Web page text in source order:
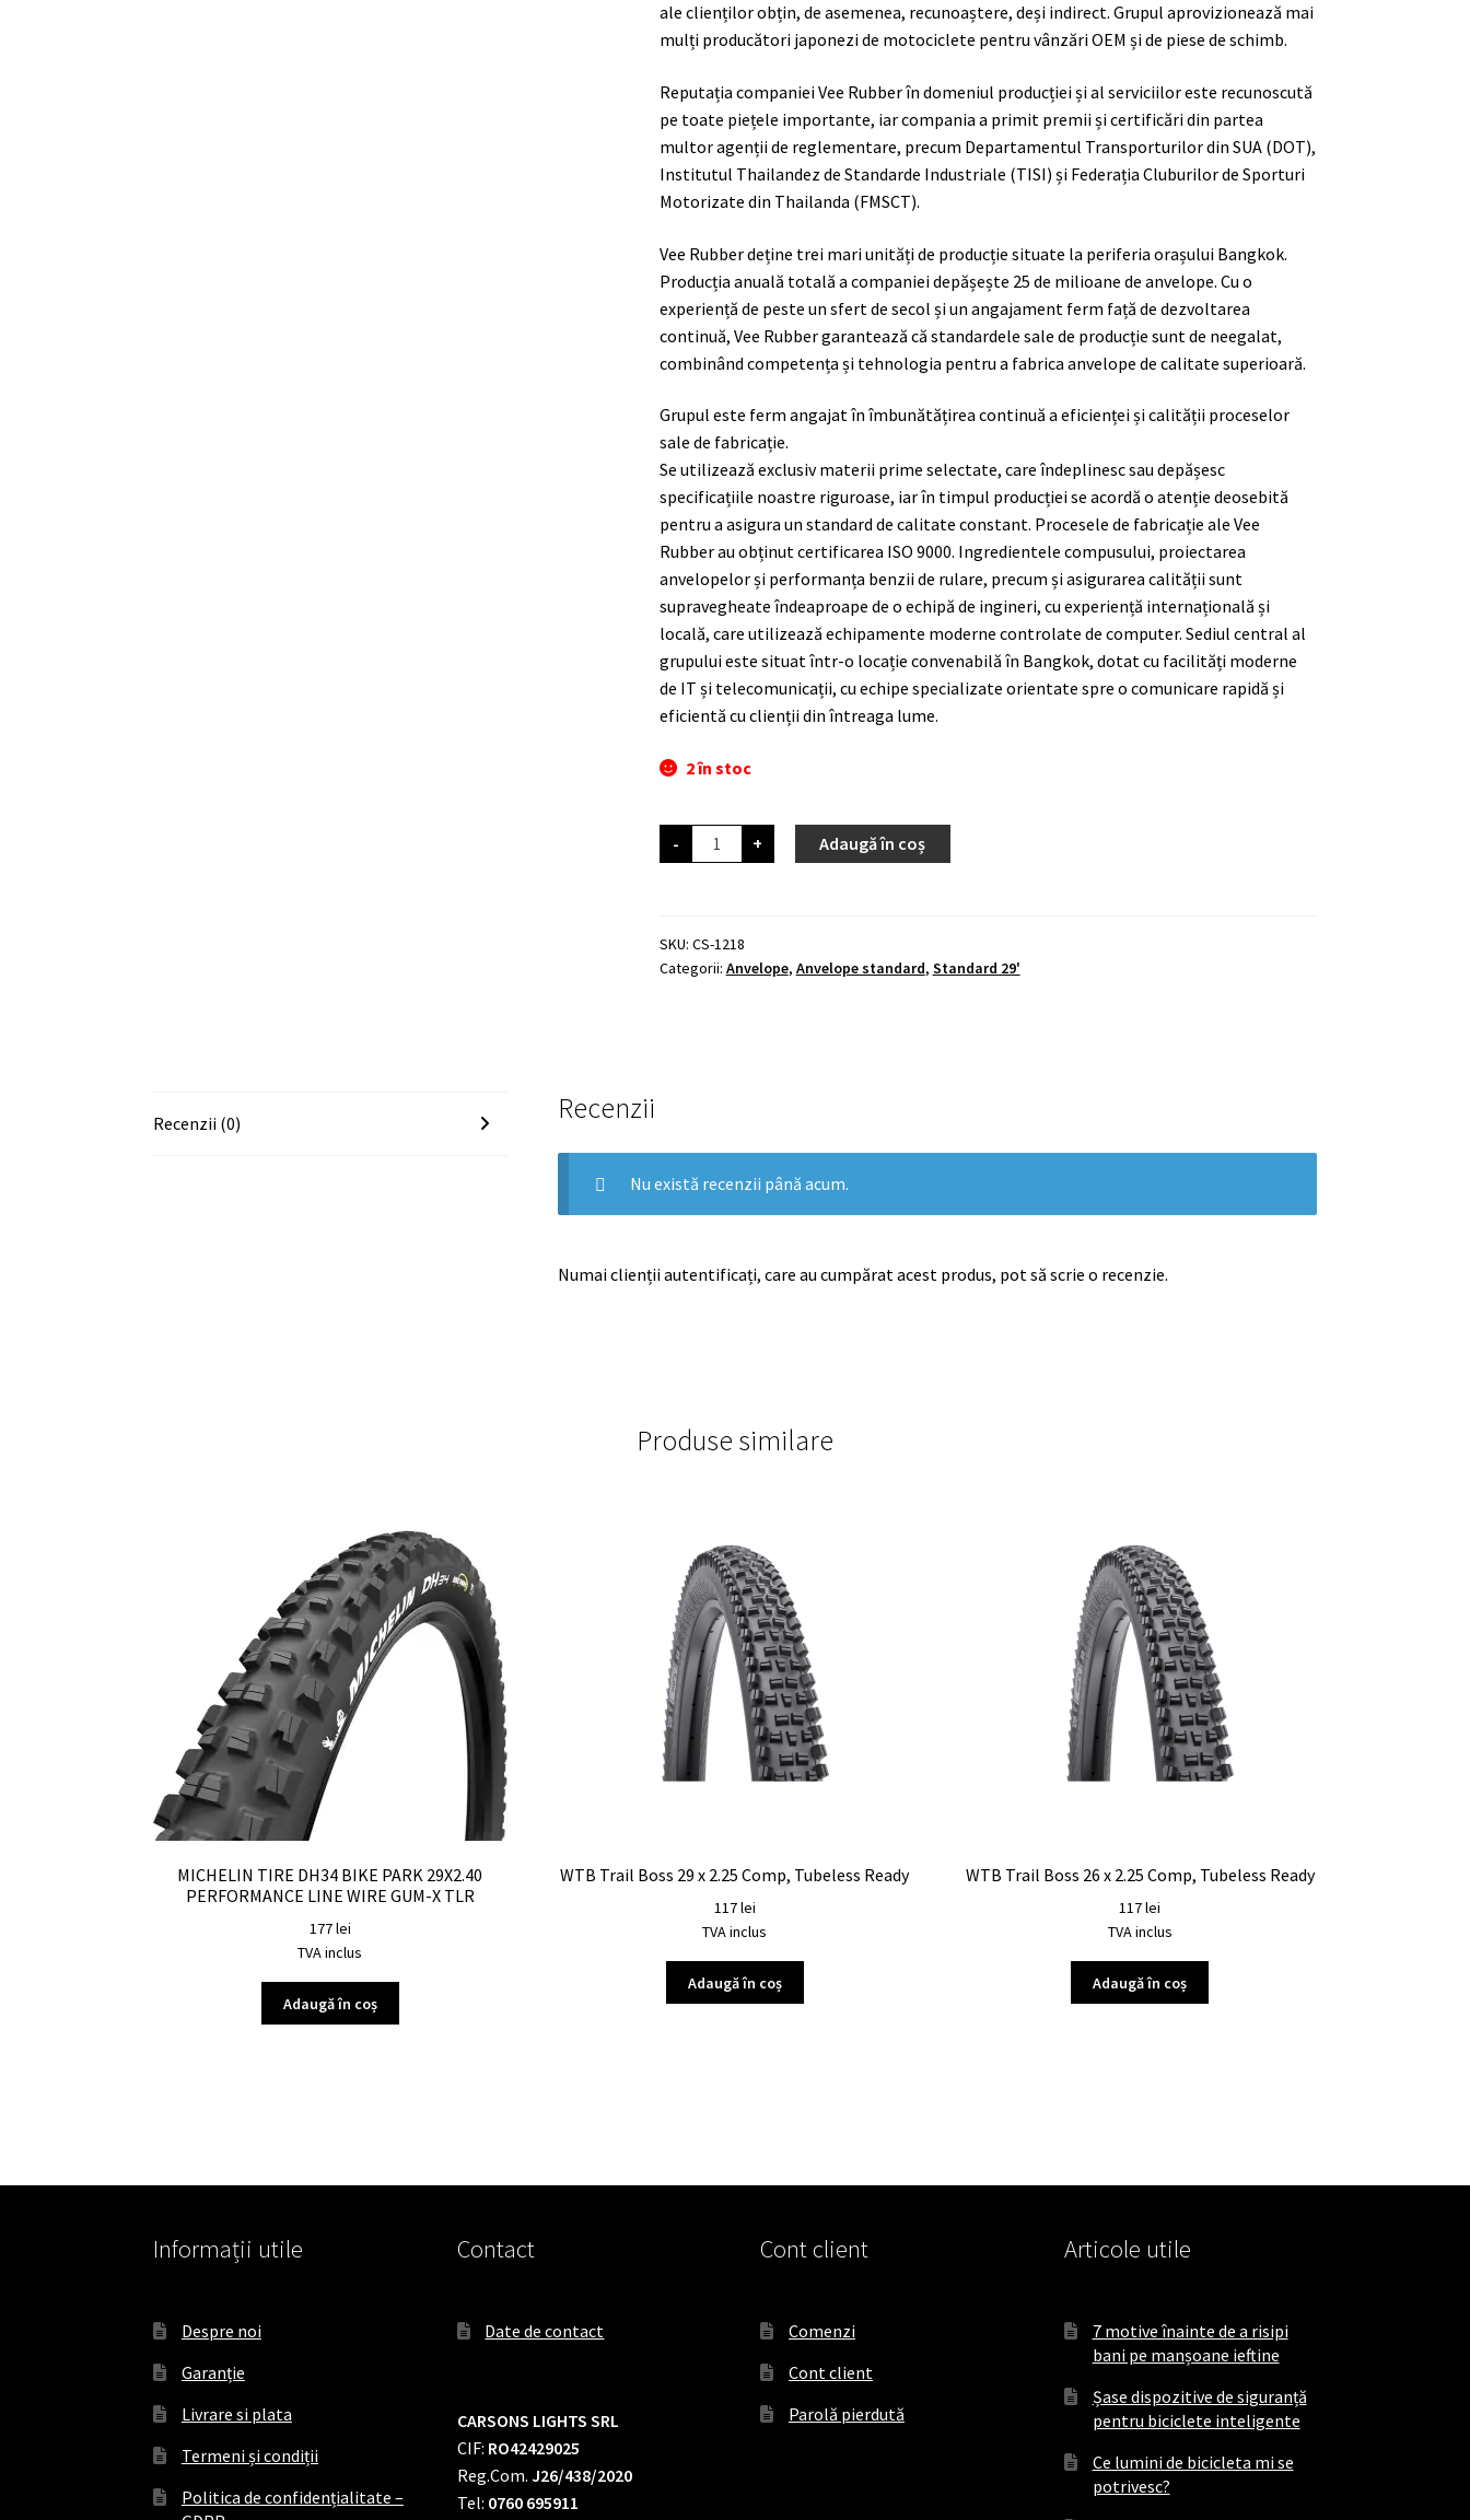
ale clienților obțin, de asemenea, recunoaștere, deși indirect. Grupul aprovizionează mai
mulți producători japonezi de motociclete pentru vânzări OEM și de piese de schimb.
Reputația companiei Vee Rubber în domeniul producției și al serviciilor este recunoscută
pe toate piețele importante, iar compania a primit premii și certificări din partea
multor agenții de reglementare, precum Departamentul Transporturilor din SUA (DOT),
Institutul Thailandez de Standarde Industriale (TISI) și Federația Cluburilor de Sporturi
Motorizate din Thailanda (FMSCT).
Vee Rubber deține trei mari unități de producție situate la periferia orașului Bangkok.
Producția anuală totală a companiei depășește 25 de milioane de anvelope. Cu o
experiență de peste un sfert de secol și un angajament ferm față de dezvoltarea
continuă, Vee Rubber garantează că standardele sale de producție sunt de neegalat,
combinând competența și tehnologia pentru a fabrica anvelope de calitate superioară.
Grupul este ferm angajat în îmbunătățirea continuă a eficienței și calității proceselor
sale de fabricație.
Se utilizează exclusiv materii prime selectate, care îndeplinesc sau depășesc
specificațiile noastre riguroase, iar în timpul producției se acordă o atenție deosebită
pentru a asigura un standard de calitate constant. Procesele de fabricație ale Vee
Rubber au obținut certificarea ISO 9000. Ingredientele compusului, proiectarea
anvelopelor și performanța benzii de rulare, precum și asigurarea calității sunt
supravegheate îndeaproape de o echipă de ingineri, cu experiență internațională și
locală, care utilizează echipamente moderne controlate de computer. Sediul central al
grupului este situat într-o locație convenabilă în Bangkok, dotat cu facilități moderne
de IT și telecomunicații, cu echipe specializate orientate spre o comunicare rapidă și
eficientă cu clienții din întreaga lume.
2 în stoc
-
Cantitate
VEE
RUBBER
2.10
+ Adaugă în coș
SKU: CS-1218
Categorii: Anvelope, Anvelope standard, Standard 29'
Recenzii (0) Recenzii
Nu există recenzii până acum.
Numai clienții autentificați, care au cumpărat acest produs, pot să scrie o recenzie.
Produse similare
MICHELIN TIRE DH34 BIKE PARK 29X2.40
PERFORMANCE LINE WIRE GUM-X TLR
177lei
TVA inclus
Adaugă în coș
WTB Trail Boss 29 x 2.25 Comp, Tubeless Ready
117lei
TVA inclus
Adaugă în coș
WTB Trail Boss 26 x 2.25 Comp, Tubeless Ready
117lei
TVA inclus
Adaugă în coș
Informații utile
Despre noi
Garanție
Livrare si plata
Termeni și condiții
Politica de confidențialitate –
Contact
Date de contact
CARSONS LIGHTS SRL
CIF: RO42429025
Reg.Com. J26/438/2020
Tel: 0760 695911
Cont client
Comenzi
Cont client
Parolă pierdută
Articole utile
7 motive înainte de a risipi
bani pe manșoane ieftine
Șase dispozitive de siguranță
pentru biciclete inteligente
Ce lumini de bicicleta mi se
potrivesc?